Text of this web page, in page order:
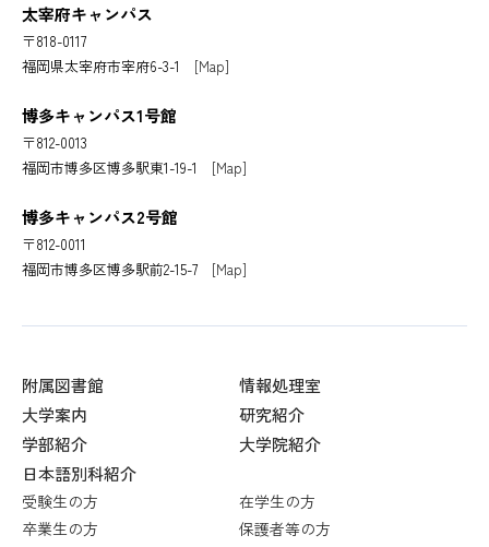
太宰府キャンパス
〒818-0117
福岡県太宰府市宰府6-3-1 [Map]
博多キャンパス1号館
〒812-0013
福岡市博多区博多駅東1-19-1 [Map]
博多キャンパス2号館
〒812-0011
福岡市博多区博多駅前2-15-7 [Map]
附属図書館
情報処理室
大学案内
研究紹介
学部紹介
大学院紹介
日本語別科紹介
受験生の方
在学生の方
卒業生の方
保護者等の方